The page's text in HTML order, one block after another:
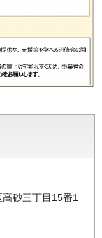
砂三丁目15番1